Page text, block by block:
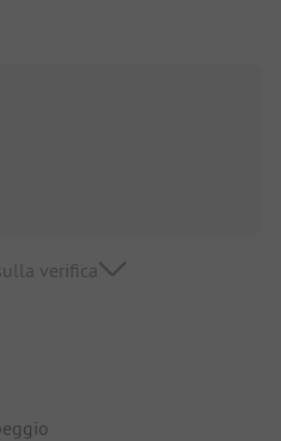
verifica